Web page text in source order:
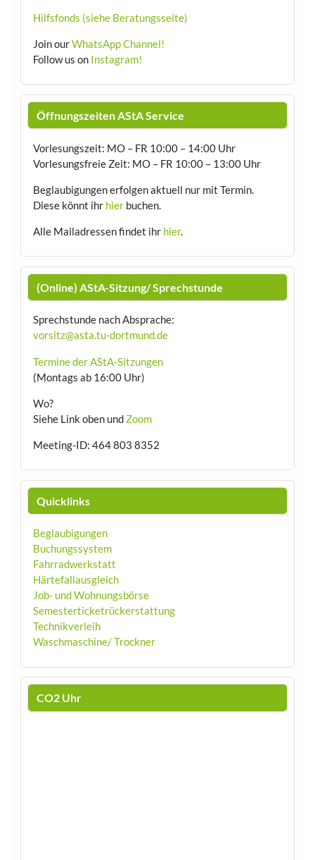
Hilfsfonds (siehe Beratungsseite)
Join ourWhatsApp Channel!
Follow us on Instagram!
Öffnungszeiten AStA Service
Vorlesungszeit: MO – FR 10:00 – 14:00 Uhr
Vorlesungsfreie Zeit: MO – FR 10:00 – 13:00 Uhr
Beglaubigungen erfolgen aktuell nur mit Termin.
Diese könnt ihr hierbuchen.
Alle Mailadressen findet ihr hier.
(Online) AStA-Sitzung/ Sprechstunde
Sprechstunde nach Absprache:
vorsitz@asta.tu-dortmund.de
Termine der AStA-Sitzungen
(Montags ab 16:00 Uhr)
Wo?
Siehe Link oben und Zoom
Meeting-ID: 464 803 8352
Quicklinks
Beglaubigungen
Buchungssystem
Fahrradwerkstatt
Härtefallausgleich
Job- und Wohnungsbörse
Semesterticketrückerstattung
Technikverleih
Waschmaschine/ Trockner
CO2 Uhr